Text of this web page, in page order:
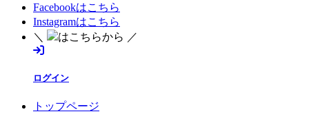
Facebookはこちら
Instagramはこちら
＼
はこちらから ／
ログイン
トップページ